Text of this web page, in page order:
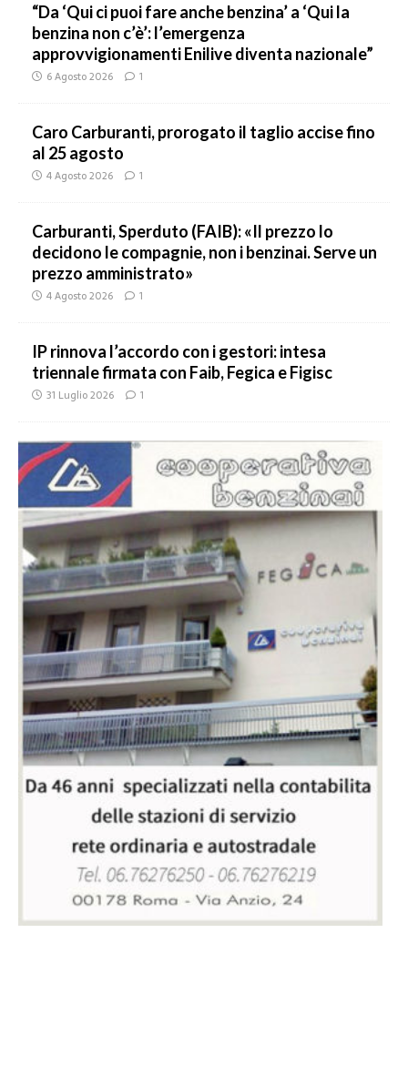
“Da ‘Qui ci puoi fare anche benzina’ a ‘Qui la
benzina non c’è’: l’emergenza
approvvigionamenti Enilive diventa nazionale”
6 Agosto 2026 1
Caro Carburanti, prorogato il taglio accise fino
al 25 agosto
4 Agosto 2026 1
Carburanti, Sperduto (FAIB): «Il prezzo lo
decidono le compagnie, non i benzinai. Serve un
prezzo amministrato»
4 Agosto 2026 1
IP rinnova l’accordo con i gestori: intesa
triennale firmata con Faib, Fegica e Figisc
31 Luglio 2026 1